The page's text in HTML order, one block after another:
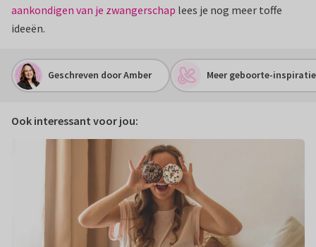
aankondigen van je zwangerschap lees je nog meer toffe
ideeën.
Geschreven door Amber Meer geboorte-inspiratie
Ook interessant voor jou: